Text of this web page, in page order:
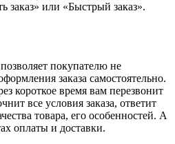
или «Быстрый заказ».
покупателю не
заказа самостоятельно.
короткое время вам перезвонит
все условия заказа, ответит
товара, его особенностей. А
оплаты и доставки.